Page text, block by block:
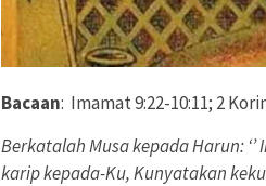
Bacaan: Imamat 9:22-10:11; 2
Berkatalah Musa kepada Harun:
karip kepada-Ku, Kunyatakan